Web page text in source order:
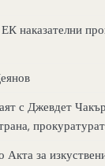
наказателни
с Джевдет
за